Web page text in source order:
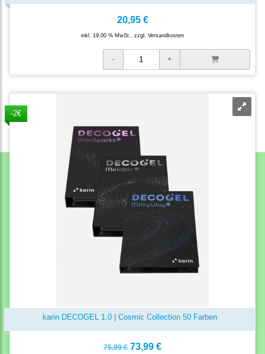
20,95 €
inkl. 19,00 % MwSt., zzgl. Versandkosten
-2€
karin DECOGEL 1.0 | Cosmic Collection 50 Farben
75,99 € 73,99 €